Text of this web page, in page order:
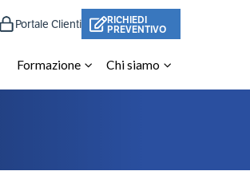
Portale Clienti
RICHIEDI
PREVENTIVO
Formazione Chi siamo